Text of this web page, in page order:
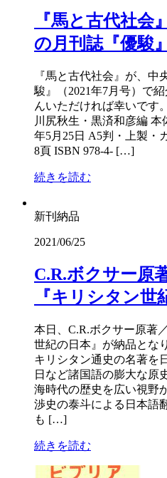
『馬と古代社会
の月刊誌『優駿
『馬と古代社会』が、
駿』（2021年7月号）で
んいただければ幸いです
川尻秋生・黒済和彦編 本
年5月25日 A5判・上製・
8頁 ISBN 978-4- […]
続きを読む
新刊納品
2021/06/25
C.R.ボクサー原
『キリシタン世
本日、C.R.ボクサー原著
世紀の日本』が納品とな
キリシタン通史の名著を
日など諸国語の膨大な原
海時代の歴史を広い視野
渉史の泰斗による日本語
も […]
続きを読む